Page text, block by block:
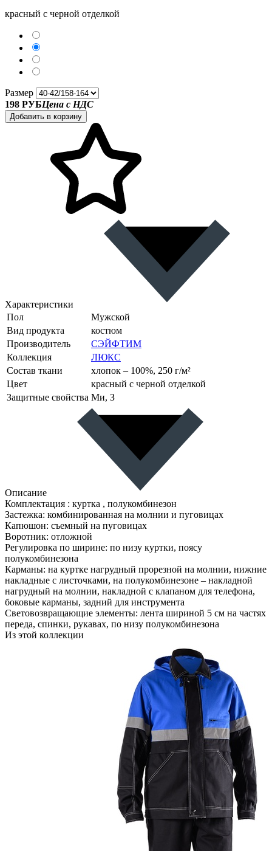
красный с черной отделкой
Размер
198 РУБЦена с НДС
Добавить в корзину
Характеристики
Пол
Мужской
Вид продукта
костюм
Производитель
СЭЙФТИМ
Коллекция
ЛЮКС
Состав ткани
хлопок – 100%, 250 г/м²
Цвет
красный с черной отделкой
Защитные свойства Ми, З
Описание
Комплектация : куртка , полукомбинезон
Застежка: комбинированная на молнии и пуговицах
Капюшон: съемный на пуговицах
Воротник: отложной
Регулировка по ширине: по низу куртки, поясу
полукомбинезона
Карманы: на куртке нагрудный прорезной на молнии, нижние
накладные с листочками, на полукомбинезоне – накладной
нагрудный на молнии, накладной с клапаном для телефона,
боковые карманы, задний для инструмента
Световозвращающие элементы: лента шириной 5 см на частях
переда, спинки, рукавах, по низу полукомбинезона
Из этой коллекции